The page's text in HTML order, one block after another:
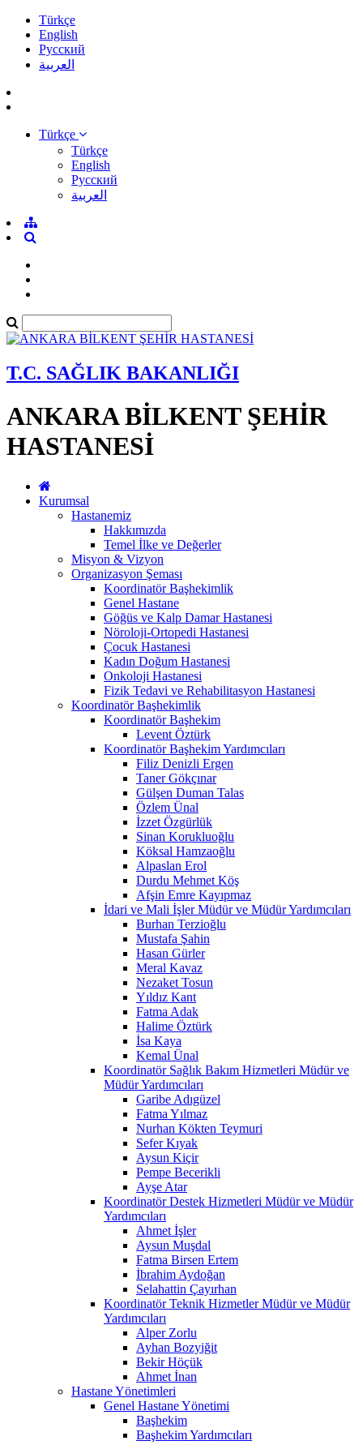
Türkçe
English
Pусский
العربية
Türkçe
Türkçe
English
Pусский
العربية
T.C. SAĞLIK BAKANLIĞI
ANKARA BİLKENT ŞEHİR
HASTANESİ
Kurumsal
Hastanemiz
Hakkımızda
Temel İlke ve Değerler
Misyon & Vizyon
Organizasyon Şeması
Koordinatör Başhekimlik
Genel Hastane
Göğüs ve Kalp Damar Hastanesi
Nöroloji-Ortopedi Hastanesi
Çocuk Hastanesi
Kadın Doğum Hastanesi
Onkoloji Hastanesi
Fizik Tedavi ve Rehabilitasyon Hastanesi
Koordinatör Başhekimlik
Koordinatör Başhekim
Levent Öztürk
Koordinatör Başhekim Yardımcıları
Filiz Denizli Ergen
Taner Gökçınar
Gülşen Duman Talas
Özlem Ünal
İzzet Özgürlük
Sinan Korukluoğlu
Köksal Hamzaoğlu
Alpaslan Erol
Durdu Mehmet Köş
Afşin Emre Kayıpmaz
İdari ve Mali İşler Müdür ve Müdür Yardımcıları
Burhan Terzioğlu
Mustafa Şahin
Hasan Gürler
Meral Kavaz
Nezaket Tosun
Yıldız Kant
Fatma Adak
Halime Öztürk
İsa Kaya
Kemal Ünal
Koordinatör Sağlık Bakım Hizmetleri Müdür ve
Müdür Yardımcıları
Garibe Adıgüzel
Fatma Yılmaz
Nurhan Kökten Teymuri
Sefer Kıyak
Aysun Kiçir
Pempe Becerikli
Ayşe Atar
Koordinatör Destek Hizmetleri Müdür ve Müdür
Yardımcıları
Ahmet İşler
Aysun Muşdal
Fatma Birsen Ertem
İbrahim Aydoğan
Selahattin Çayırhan
Koordinatör Teknik Hizmetler Müdür ve Müdür
Yardımcıları
Alper Zorlu
Ayhan Bozyiğit
Bekir Höçük
Ahmet İnan
Hastane Yönetimleri
Genel Hastane Yönetimi
Başhekim
Başhekim Yardımcıları